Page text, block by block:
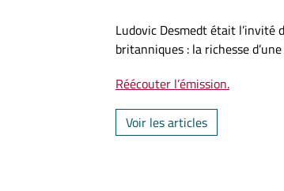
Ludovic Desmedt était l’invité
britanniques : la richesse
Réécouter l’émission.
Voir les articles